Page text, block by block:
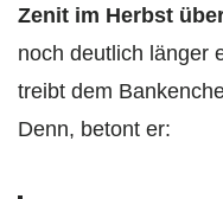
Zenit im Herbst
noch deutlich länger
treibt dem
Denn, betont er: